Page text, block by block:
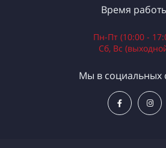
Время
Пн-Пт (10:00 -
Сб, Вс
Мы в социальных